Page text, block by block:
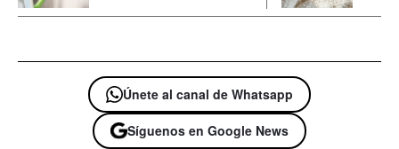
Únete al canal de Whatsapp
Síguenos en Google News